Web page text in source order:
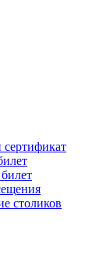
столиков